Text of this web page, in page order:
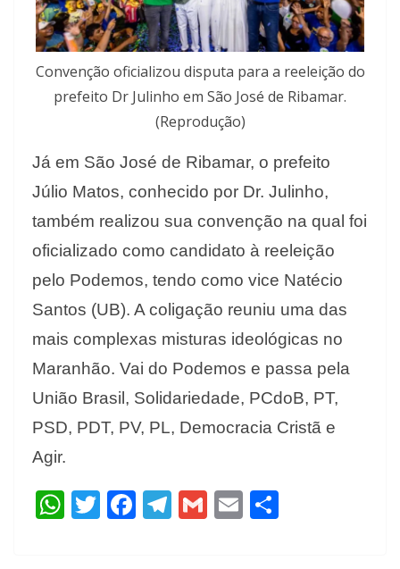
Convenção oficializou disputa para a reeleição do
prefeito Dr Julinho em São José de Ribamar.
(Reprodução)
Já em São José de Ribamar, o prefeito
Júlio Matos, conhecido por Dr. Julinho,
também realizou sua convenção na qual foi
oficializado como candidato à reeleição
pelo Podemos, tendo como vice Natécio
Santos (UB). A coligação reuniu uma das
mais complexas misturas ideológicas no
Maranhão. Vai do Podemos e passa pela
União Brasil, Solidariedade, PCdoB, PT,
PSD, PDT, PV, PL, Democracia Cristã e
Agir.
W T F T G E